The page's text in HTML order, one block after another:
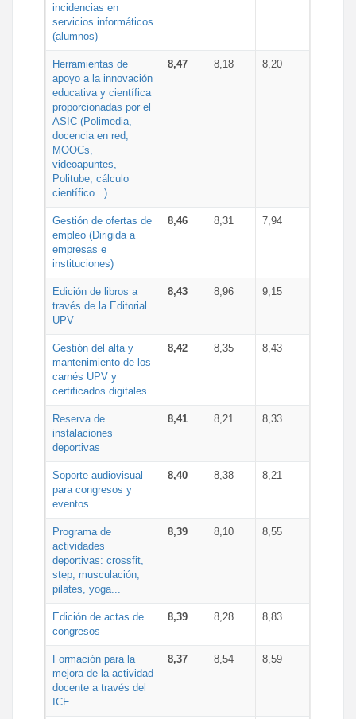
incidencias en
servicios informáticos
(alumnos)
Herramientas de
apoyo a la innovación
educativa y científica
proporcionadas por el
ASIC (Polimedia,
docencia en red,
MOOCs,
videoapuntes,
Politube, cálculo
científico...)
8,47 8,18 8,20
Gestión de ofertas de
empleo (Dirigida a
empresas e
instituciones)
8,46 8,31 7,94
Edición de libros a
través de la Editorial
UPV
8,43 8,96 9,15
Gestión del alta y
mantenimiento de los
carnés UPV y
certificados digitales
8,42 8,35 8,43
Reserva de
instalaciones
deportivas
8,41 8,21 8,33
Soporte audiovisual
para congresos y
eventos
8,40 8,38 8,21
Programa de
actividades
deportivas: crossfit,
step, musculación,
pilates, yoga...
8,39 8,10 8,55
Edición de actas de
congresos
8,39 8,28 8,83
Formación para la
mejora de la actividad
docente a través del
ICE
8,37 8,54 8,59